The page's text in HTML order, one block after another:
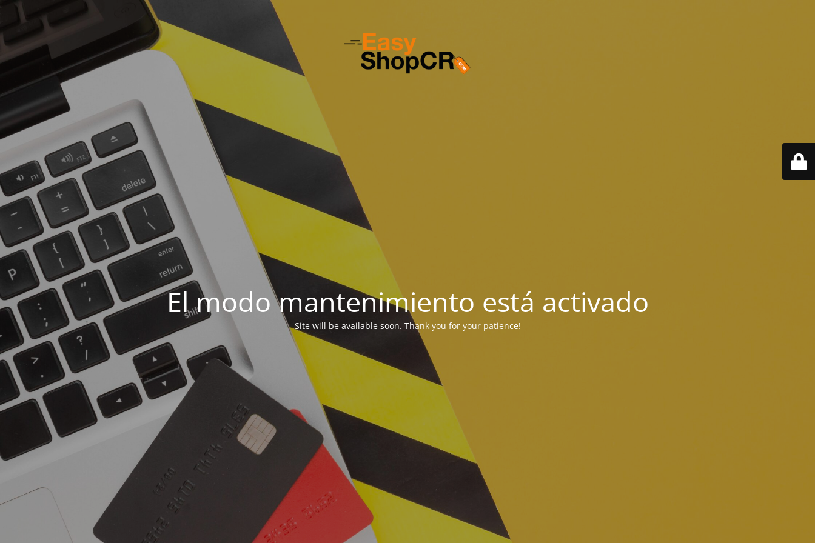
El modo mantenimiento está activado
Site will be available soon. Thank you for your patience!